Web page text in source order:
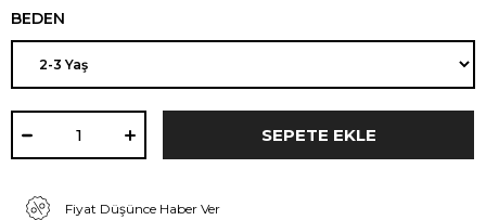
BEDEN
Fiyat Düşünce Haber Ver